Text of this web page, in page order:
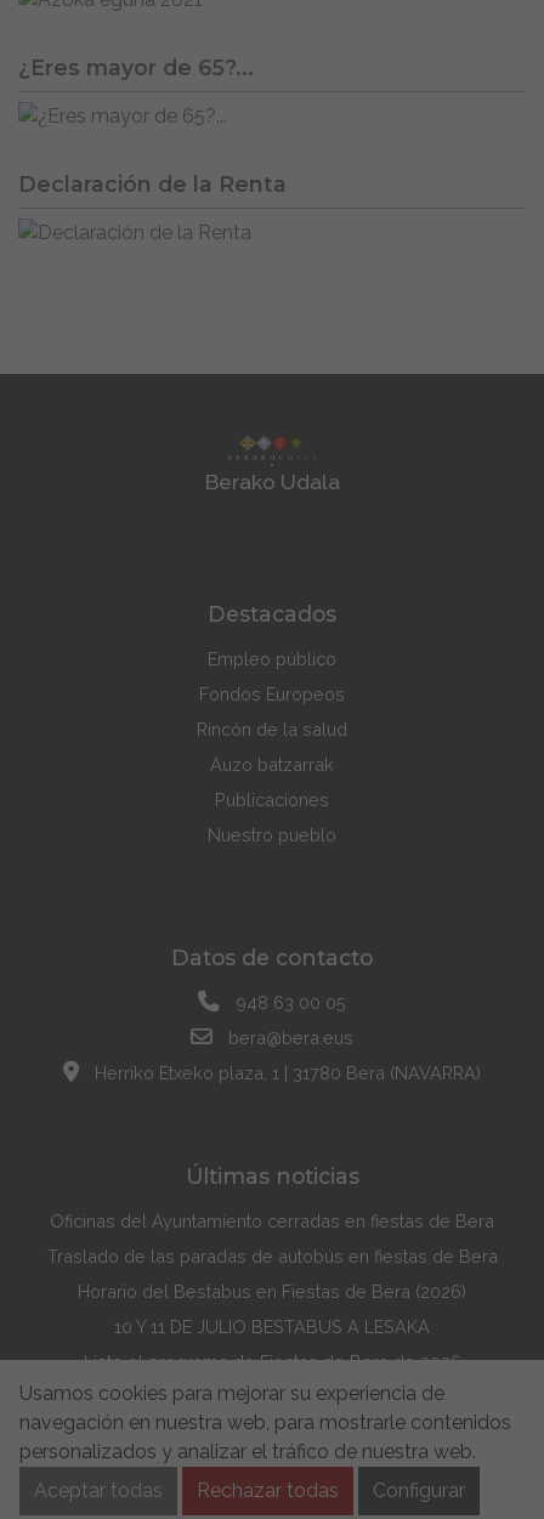
¿Eres mayor de 65?...
Declaración de la Renta
Berako Udala
Destacados
Empleo público
Fondos Europeos
Rincón de la salud
Auzo batzarrak
Publicaciones
Nuestro pueblo
Datos de contacto
948 63 00 05
bera@bera.eus
Herriko Etxeko plaza, 1 | 31780 Bera (NAVARRA)
Últimas noticias
Oficinas del Ayuntamiento cerradas en fiestas de Bera
Traslado de las paradas de autobús en fiestas de Bera
Horario del Bestabus en Fiestas de Bera (2026)
10 Y 11 DE JULIO BESTABUS A LESAKA
Listo el programa de Fiestas de Bera de 2026
Política de Cookies Accesibilidad
Aviso Legal
Aviso de privacidad
Buzón de Sugerencias
Política de Seguridad de la información
Usamos cookies para mejorar su experiencia de
navegación en nuestra web, para mostrarle contenidos
personalizados y analizar el tráfico de nuestra web.
Aceptar todas
Rechazar todas Configurar